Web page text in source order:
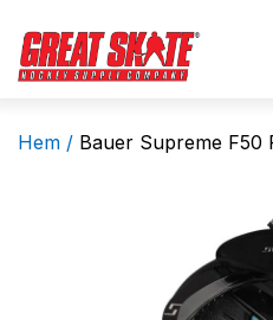
Hem / Bauer Supreme F50